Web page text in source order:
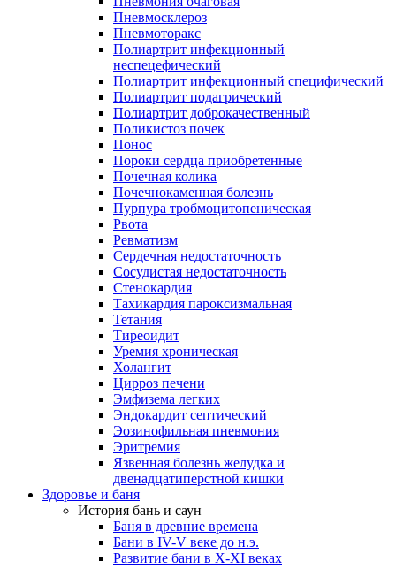
Пневмосклероз
Пневмоторакс
Полиартрит инфекционный
неспецефический
Полиартрит инфекционный специфический
Полиартрит подагрический
Полиартрит доброкачественный
Поликистоз почек
Понос
Пороки сердца приобретенные
Почечная колика
Почечнокаменная болезнь
Пурпура тробмоцитопеническая
Рвота
Ревматизм
Сердечная недостаточность
Сосудистая недостаточность
Стенокардия
Тахикардия пароксизмальная
Тетания
Тиреоидит
Уремия хроническая
Холангит
Цирроз печени
Эмфизема легких
Эндокардит септический
Эозинофильная пневмония
Эритремия
Язвенная болезнь желудка и
двенадцатиперстной кишки
Здоровье и баня
История бань и саун
Баня в древние времена
Бани в IV-V веке до н.э.
Развитие бани в X-XI веках